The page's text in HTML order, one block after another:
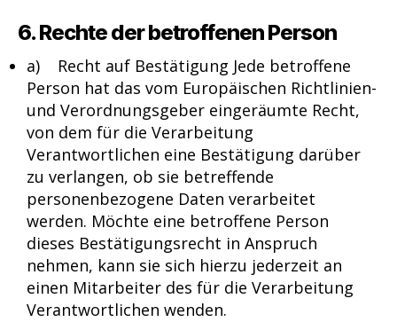
6. Rechte der betroffenen Person
a) Recht auf Bestätigung Jede betroffene
Person hat das vom Europäischen Richtlinien-
und Verordnungsgeber eingeräumte Recht,
von dem für die Verarbeitung
Verantwortlichen eine Bestätigung darüber
zu verlangen, ob sie betreffende
personenbezogene Daten verarbeitet
werden. Möchte eine betroffene Person
dieses Bestätigungsrecht in Anspruch
nehmen, kann sie sich hierzu jederzeit an
einen Mitarbeiter des für die Verarbeitung
Verantwortlichen wenden.